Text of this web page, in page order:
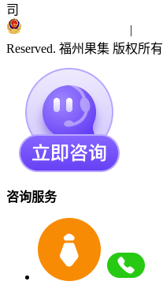
司
|
Reserved. 福州果集 版权所有
咨询服务